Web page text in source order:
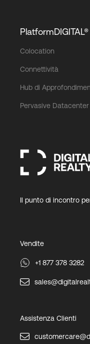
PlatformDIGITAL®
Colocation
Connettività
Hub di
Pervasive
Il punto di incontro
Vendite
+1 877 378 3282
Assistenza Clienti